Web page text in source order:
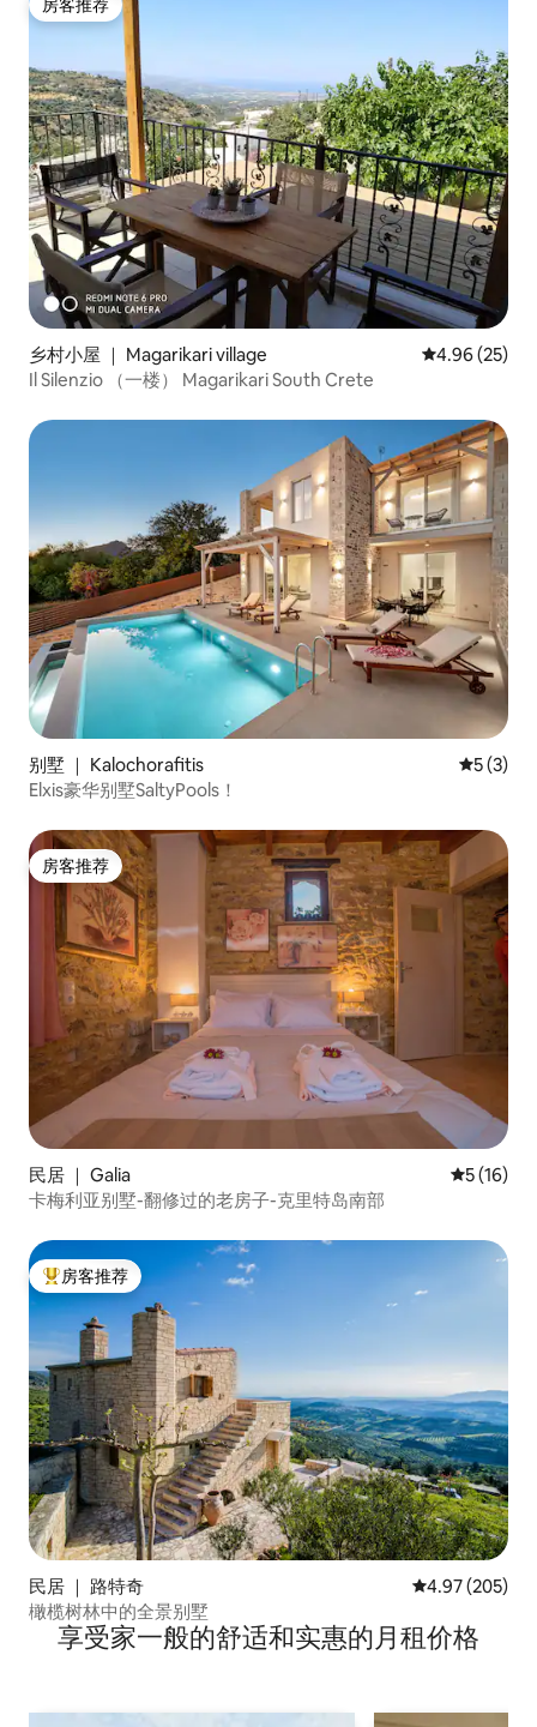
房客推荐
房客推荐
乡村小屋 ｜ Magarikari village 平均评分
4.96 (25)
Il Silenzio （一楼） Magarikari South Crete
别墅 ｜ Kalochorafitis 平均评分
5 (3)
Elxis豪华别墅SaltyPools！
房客推荐
房客推荐
民居 ｜ Galia 平均评分
5 (16)
卡梅利亚别墅-翻修过的老房子-克里特岛南部
热门「房客推荐」
房客推荐
民居 ｜ 路特奇 平均评分 4.97
4.97 (205)
橄榄树林中的全景别墅
享受家一般的舒适和实惠的月租价格